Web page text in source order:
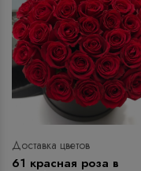
Доставка цветов
61 красная роза в